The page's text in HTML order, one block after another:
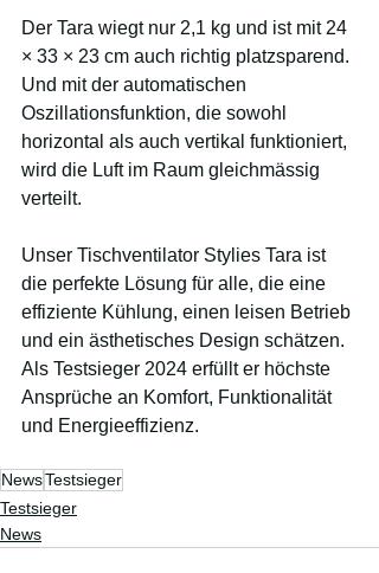
Der Tara wiegt nur 2,1 kg und ist mit 24
× 33 × 23 cm auch richtig platzsparend.
Und mit der automatischen
Oszillationsfunktion, die sowohl
horizontal als auch vertikal funktioniert,
wird die Luft im Raum gleichmässig
verteilt.
Unser Tischventilator Stylies Tara ist
die perfekte Lösung für alle, die eine
effiziente Kühlung, einen leisen Betrieb
und ein ästhetisches Design schätzen.
Als Testsieger 2024 erfüllt er höchste
Ansprüche an Komfort, Funktionalität
und Energieeffizienz.
NewsTestsieger
Testsieger
News